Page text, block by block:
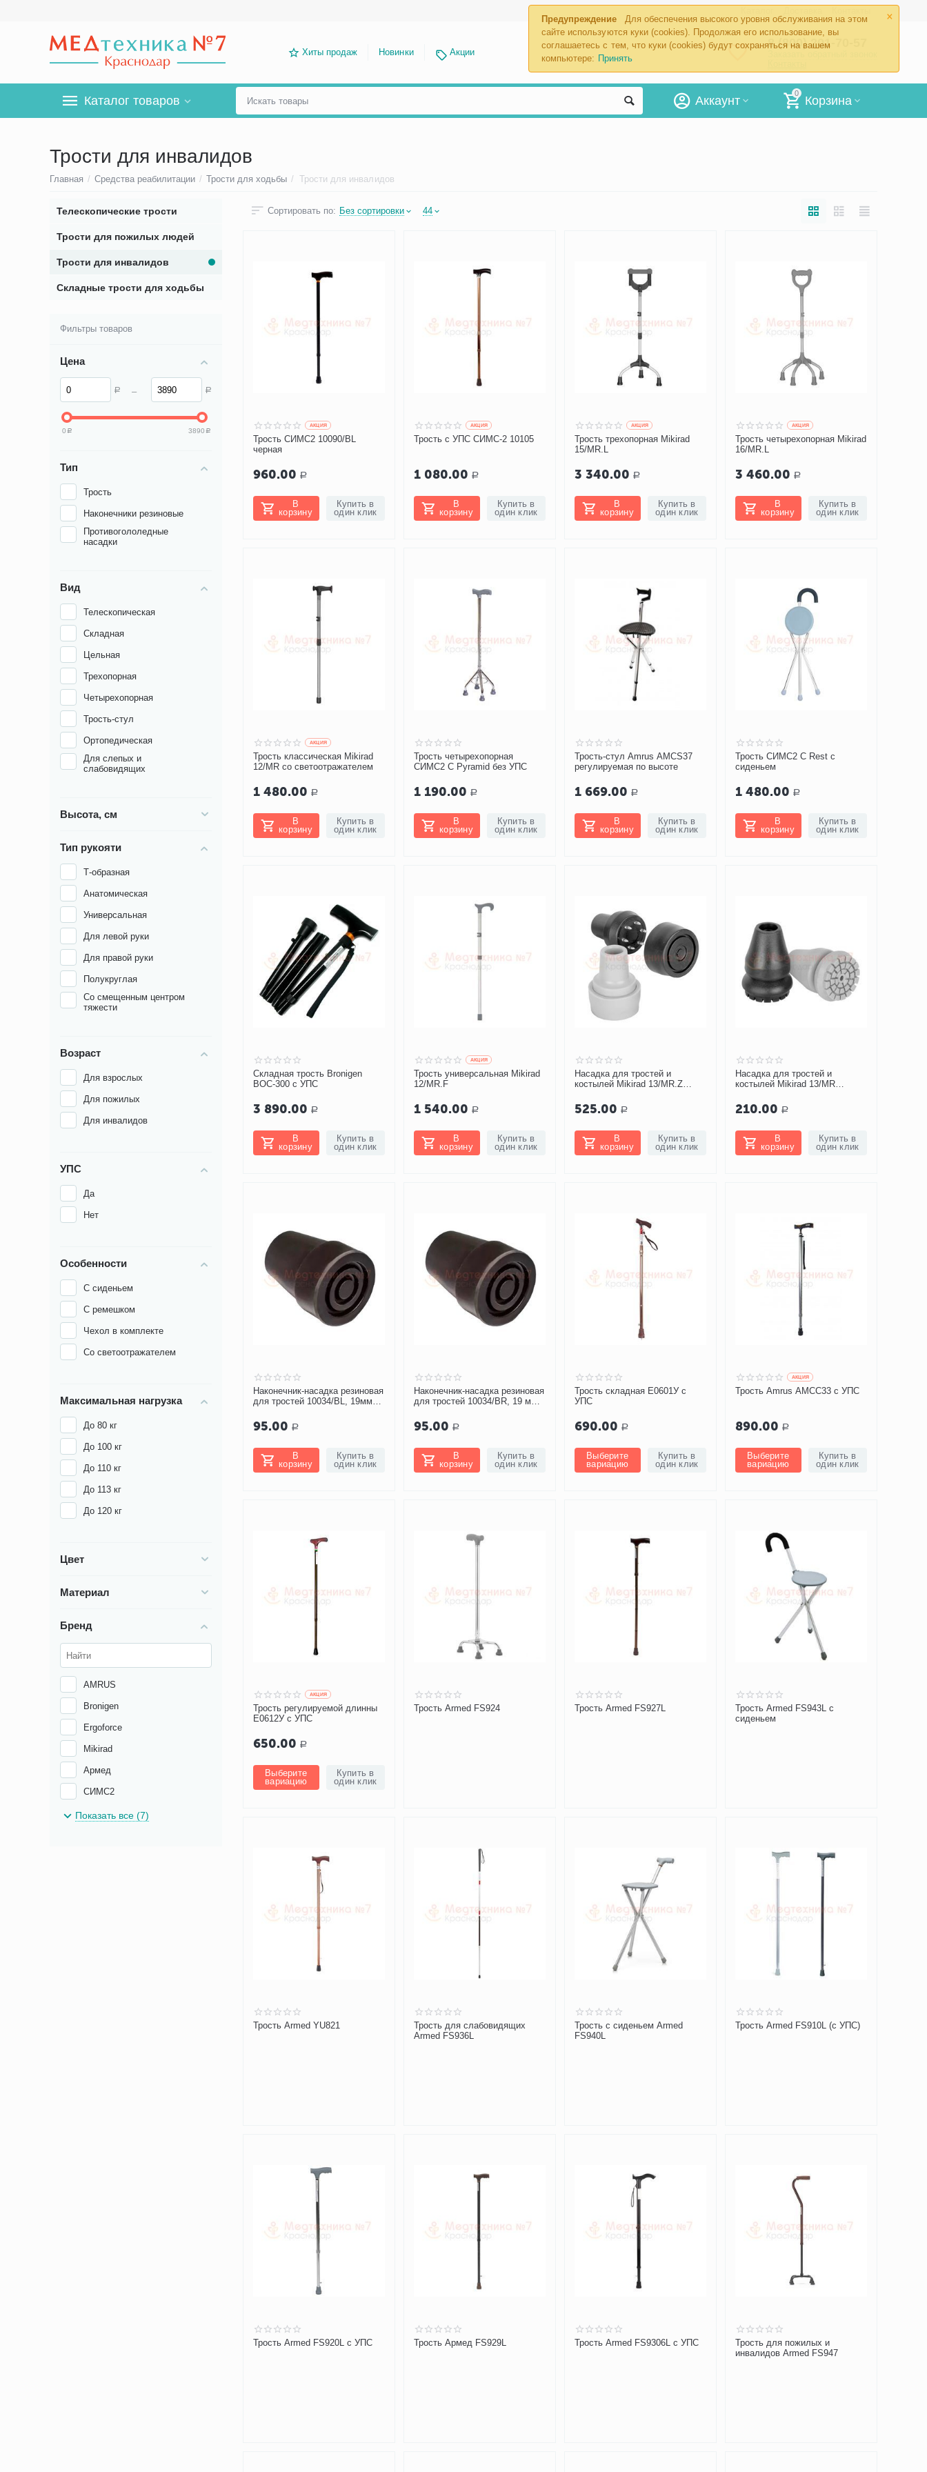
×
Предупреждение
Для обеспечения высокого уровня обслуживания на этом
сайте используются куки (cookies). Продолжая его использование, вы
соглашаетесь с тем, что куки (cookies) будут сохраняться на вашем
компьютере: Принять
Хиты продаж Новинки Акции
8 (800) 201-70-57
Каталог товаров
0
Корзина
Аккаунт
Трости для инвалидов
Главная / Средства реабилитации / Трости для ходьбы / Трости для инвалидов
Сортировать по: Без сортировки 44
AКЦИЯ
Трость СИМС2 10090/BL
черная
960.00 Р
В
корзину
Купить в
один клик
AКЦИЯ
Трость с УПС СИМС-2 10105
1 080.00 Р
В
корзину
Купить в
один клик
AКЦИЯ
Трость трехопорная Mikirad
15/MR.L
3 340.00 Р
В
корзину
Купить в
один клик
AКЦИЯ
Трость четырехопорная Mikirad
16/MR.L
3 460.00 Р
В
корзину
Купить в
один клик
AКЦИЯ
Трость классическая Mikirad
12/MR со светоотражателем
1 480.00 Р
В
корзину
Купить в
один клик
Трость четырехопорная
СИМС2 C Pyramid без УПС
1 190.00 Р
В
корзину
Купить в
один клик
Трость-стул Amrus AMCS37
регулируемая по высоте
1 669.00 Р
В
корзину
Купить в
один клик
Трость СИМС2 C Rest с
сиденьем
1 480.00 Р
В
корзину
Купить в
один клик
Складная трость Bronigen
BOC-300 с УПС
3 890.00 Р
В
корзину
Купить в
один клик
AКЦИЯ
Трость универсальная Mikirad
12/MR.F
1 540.00 Р
В
корзину
Купить в
один клик
Насадка для тростей и
костылей Mikirad 13/MR.Z
525.00 Р
В
корзину
Купить в
один клик
Насадка для тростей и
костылей Mikirad 13/MR
210.00 Р
В
корзину
Купить в
один клик
Наконечник-насадка резиновая
для тростей 10034/BL, 19мм
95.00 Р
В
корзину
Купить в
один клик
Наконечник-насадка резиновая
для тростей 10034/BR, 19 мм
95.00 Р
В
корзину
Купить в
один клик
Трость складная Е0601У с
УПС
690.00 Р
Выберите
вариацию
Купить в
один клик
AКЦИЯ
Трость Amrus AMCC33 с УПС
890.00 Р
Выберите
вариацию
Купить в
один клик
AКЦИЯ
Трость регулируемой длинны
Е0612У с УПС
650.00 Р
Выберите
вариацию
Купить в
один клик
Трость Armed FS924 Трость Armed FS927L
Трость Armed FS943L с
сиденьем
Трость Armed YU821
Трость для слабовидящих
Armed FS936L
Трость с сиденьем Armed
FS940L
Трость Armed FS910L (с УПС)
Трость Armed FS920L с УПС Трость Армед FS929L Трость Armed FS9306L с УПС
Трость для пожилых и
инвалидов Armed FS947
Телескопические трости
Трости для пожилых людей
Трости для инвалидов
Складные трости для ходьбы
Фильтры товаров
Цена
Р – Р
0 Р 3890 Р
Тип
Трость
Наконечники резиновые
Противогололедные
насадки
Вид
Телескопическая
Складная
Цельная
Трехопорная
Четырехопорная
Трость-стул
Ортопедическая
Для слепых и
слабовидящих
Высота, см
Тип рукояти
Т-образная
Анатомическая
Универсальная
Для левой руки
Для правой руки
Полукруглая
Со смещенным центром
тяжести
Возраст
Для взрослых
Для пожилых
Для инвалидов
УПС
Да
Нет
Особенности
С сиденьем
С ремешком
Чехол в комплекте
Со светоотражателем
Максимальная нагрузка
До 80 кг
До 100 кг
До 110 кг
До 113 кг
До 120 кг
Цвет
Материал
Бренд
AMRUS
Bronigen
Ergoforce
Mikirad
Армед
СИМС2
Тривес
Показать все (7)